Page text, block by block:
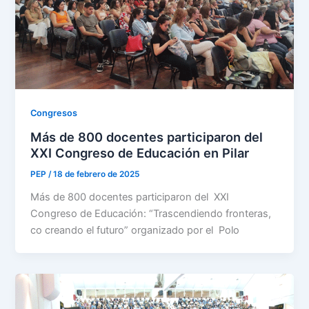
Congresos
Más de 800 docentes participaron del
XXI Congreso de Educación en Pilar
PEP /18 de febrero de 2025
Más de 800 docentes participaron del XXI
Congreso de Educación: “Trascendiendo fronteras,
co creando el futuro” organizado por el Polo